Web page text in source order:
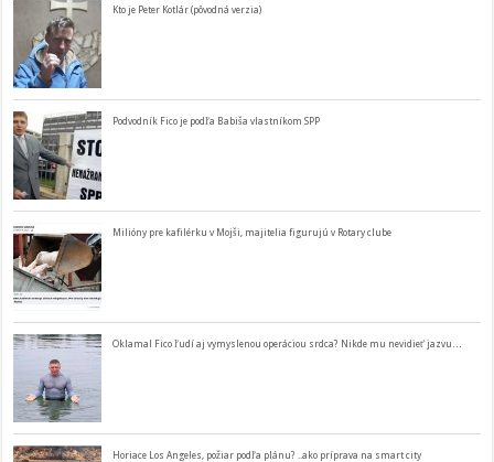
Kto je Peter Kotlár (pôvodná verzia)
Podvodník Fico je podľa Babiša vlastníkom SPP
Milióny pre kafilérku v Mojši, majitelia figurujú v Rotary clube
Oklamal Fico ľudí aj vymyslenou operáciou srdca? Nikde mu nevidieť jazvu…
Horiace Los Angeles, požiar podľa plánu? ..ako príprava na smart city